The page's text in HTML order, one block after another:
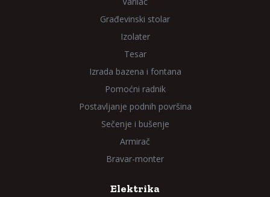
Građevinski stolar
Izolater
Tesar
Izrada bazena i fontana
Pomoćni radnik
Postavljanje podnih površina
Sečenje i bušenje
Armirač
Bravar-monter
Elektrika